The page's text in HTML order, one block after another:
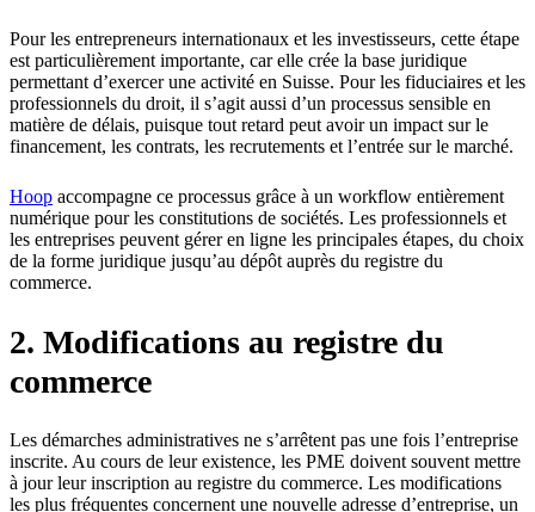
Pour les entrepreneurs internationaux et les investisseurs, cette étape
est particulièrement importante, car elle crée la base juridique
permettant d’exercer une activité en Suisse. Pour les fiduciaires et les
professionnels du droit, il s’agit aussi d’un processus sensible en
matière de délais, puisque tout retard peut avoir un impact sur le
financement, les contrats, les recrutements et l’entrée sur le marché.
Hoop accompagne ce processus grâce à un workflow entièrement
numérique pour les constitutions de sociétés. Les professionnels et
les entreprises peuvent gérer en ligne les principales étapes, du choix
de la forme juridique jusqu’au dépôt auprès du registre du
commerce.
2. Modifications au registre du
commerce
Les démarches administratives ne s’arrêtent pas une fois l’entreprise
inscrite. Au cours de leur existence, les PME doivent souvent mettre
à jour leur inscription au registre du commerce. Les modifications
les plus fréquentes concernent une nouvelle adresse d’entreprise, un